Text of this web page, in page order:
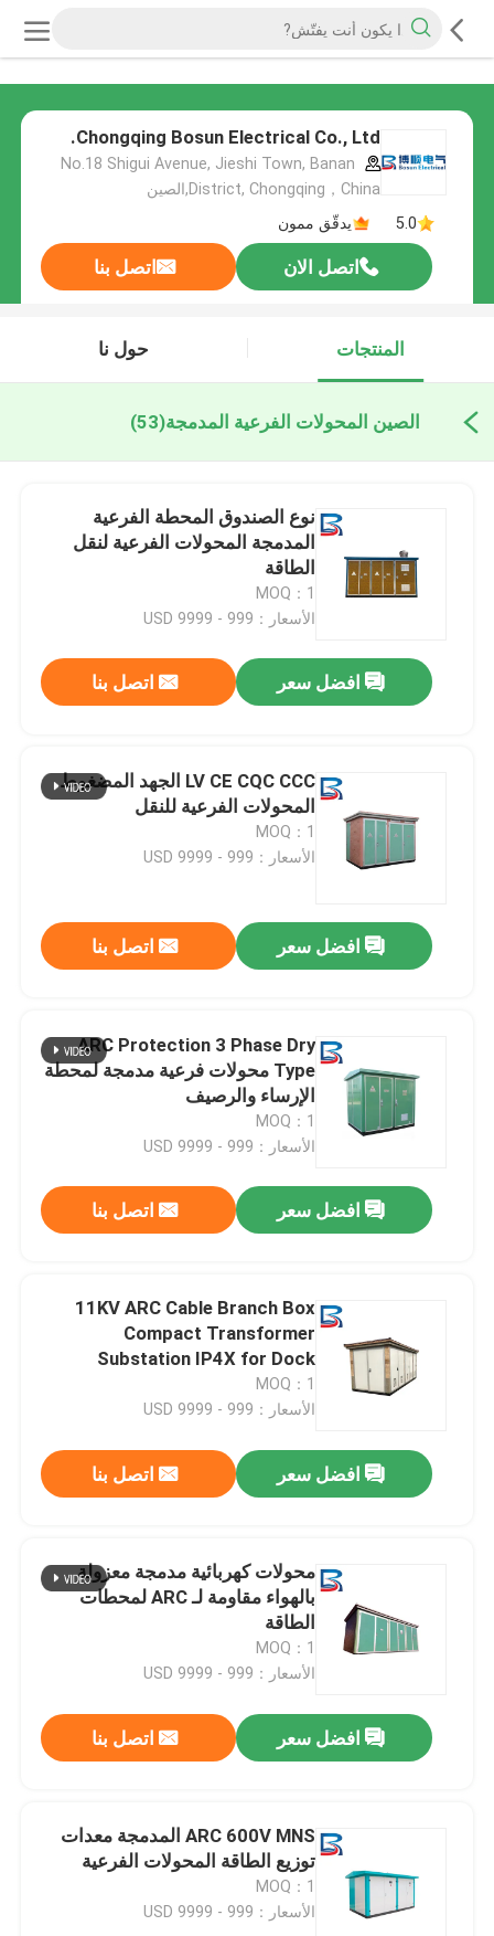
Chongqing Bosun Electrical Co., Ltd.
No.18 Shigui Avenue, Jieshi Town, Banan
District, Chongqing，China,الصين
5.0
يدقّق ممون
اتصل الان اتصل بنا
المنتجات حول نا
الصين المحولات الفرعية المدمجة(53)
نوع الصندوق المحطة الفرعية
المدمجة المحولات الفرعية لنقل
الطاقة
MOQ：1
الأسعار：999 - 9999 USD
افضل سعر اتصل بنا
LV CE CQC CCC الجهد المضغوط
المحولات الفرعية للنقل
MOQ：1
الأسعار：999 - 9999 USD
افضل سعر اتصل بنا
ARC Protection 3 Phase Dry
Type محولات فرعية مدمجة لمحطة
الإرساء والرصيف
MOQ：1
الأسعار：999 - 9999 USD
افضل سعر اتصل بنا
11KV ARC Cable Branch Box
Compact Transformer
Substation IP4X for Dock
MOQ：1
الأسعار：999 - 9999 USD
افضل سعر اتصل بنا
محولات كهربائية مدمجة معزولة
بالهواء مقاومة لـ ARC لمحطات
الطاقة
MOQ：1
الأسعار：999 - 9999 USD
افضل سعر اتصل بنا
ARC 600V MNS المدمجة معدات
توزيع الطاقة المحولات الفرعية
MOQ：1
الأسعار：999 - 9999 USD